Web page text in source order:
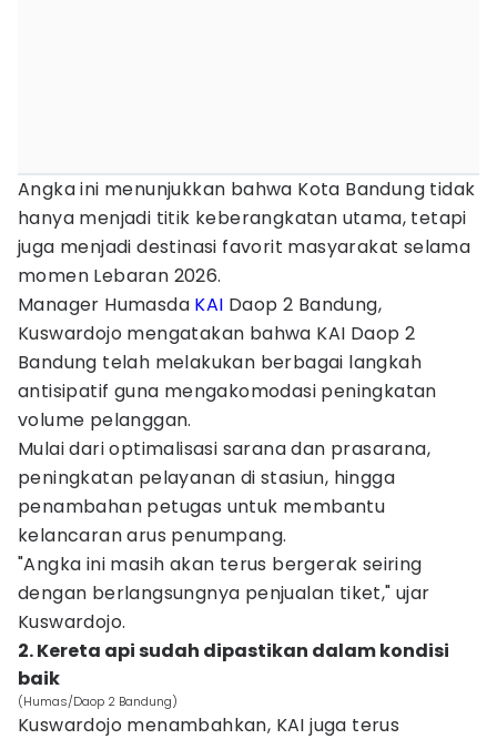
Angka ini menunjukkan bahwa Kota Bandung tidak
hanya menjadi titik keberangkatan utama, tetapi
juga menjadi destinasi favorit masyarakat selama
momen Lebaran 2026.
Manager Humasda KAI Daop 2 Bandung,
Kuswardojo mengatakan bahwa KAI Daop 2
Bandung telah melakukan berbagai langkah
antisipatif guna mengakomodasi peningkatan
volume pelanggan.
Mulai dari optimalisasi sarana dan prasarana,
peningkatan pelayanan di stasiun, hingga
penambahan petugas untuk membantu
kelancaran arus penumpang.
"Angka ini masih akan terus bergerak seiring
dengan berlangsungnya penjualan tiket," ujar
Kuswardojo.
2. Kereta api sudah dipastikan dalam kondisi
baik
(Humas/Daop 2 Bandung)
Kuswardojo menambahkan, KAI juga terus